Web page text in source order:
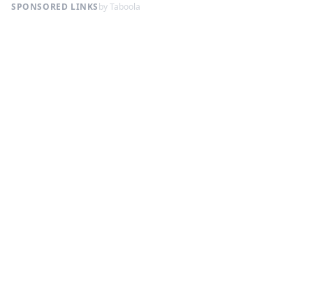
SPONSORED LINKSby Taboola